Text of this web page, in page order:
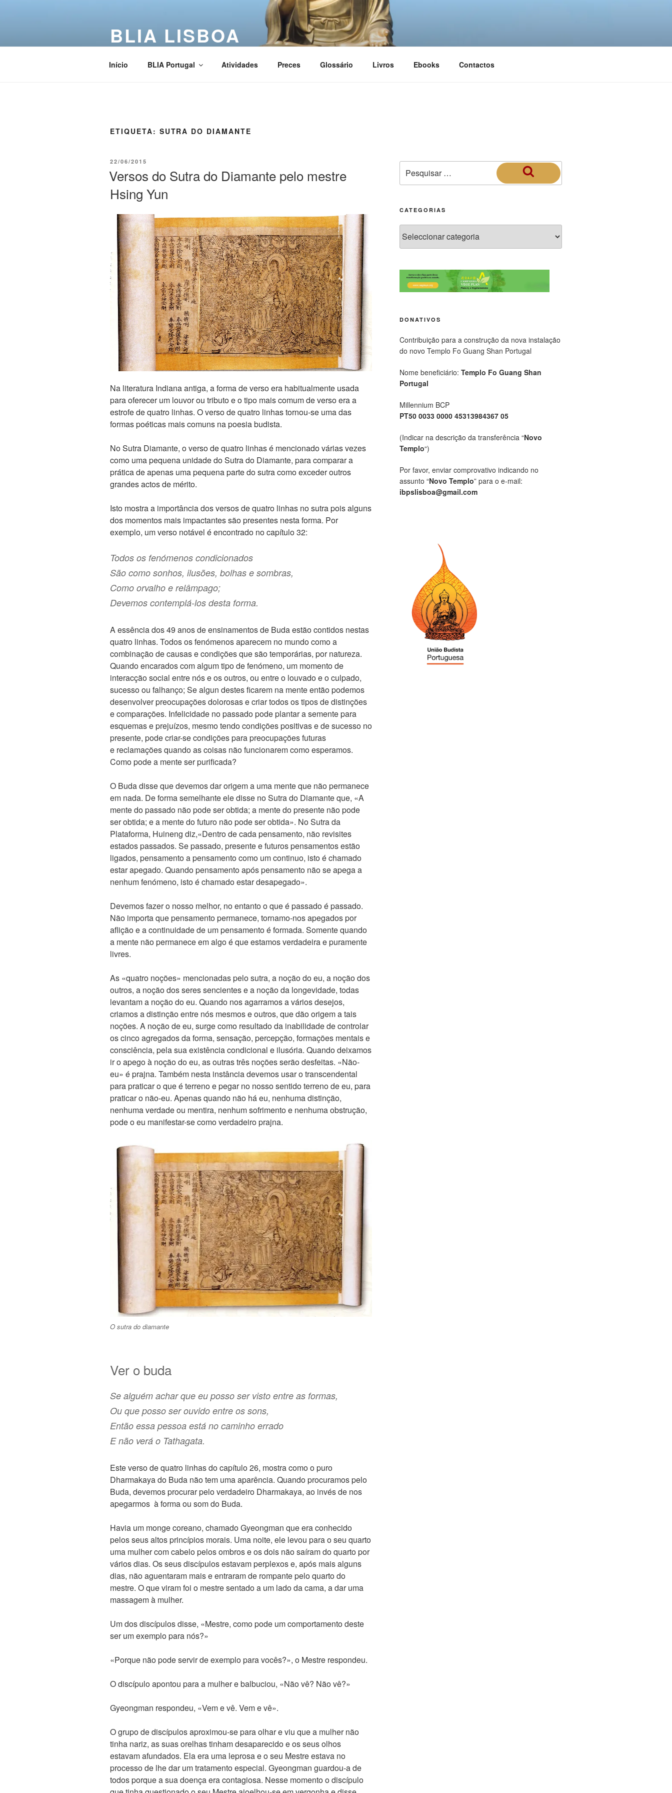
BLIA LISBOA
Início BLIA Portugal Atividades Preces Glossário Livros Ebooks Contactos
ETIQUETA: SUTRA DO DIAMANTE
22/06/2015
Versos do Sutra do Diamante pelo mestre
Hsing Yun
Na literatura Indiana antiga, a forma de verso era habitualmente usada
para oferecer um louvor ou tributo e o tipo mais comum de verso era a
estrofe de quatro linhas. O verso de quatro linhas tornou-se uma das
formas poéticas mais comuns na poesia budista.
No Sutra Diamante, o verso de quatro linhas é mencionado várias vezes
como uma pequena unidade do Sutra do Diamante, para comparar a
prática de apenas uma pequena parte do sutra como exceder outros
grandes actos de mérito.
Isto mostra a importância dos versos de quatro linhas no sutra pois alguns
dos momentos mais impactantes são presentes nesta forma. Por
exemplo, um verso notável é encontrado no capítulo 32:
Todos os fenómenos condicionados
São como sonhos, ilusões, bolhas e sombras,
Como orvalho e relâmpago;
Devemos contemplá-los desta forma.
A essência dos 49 anos de ensinamentos de Buda estão contidos nestas
quatro linhas. Todos os fenómenos aparecem no mundo como a
combinação de causas e condições que são temporárias, por natureza.
Quando encarados com algum tipo de fenómeno, um momento de
interacção social entre nós e os outros, ou entre o louvado e o culpado,
sucesso ou falhanço; Se algun destes ficarem na mente então podemos
desenvolver preocupações dolorosas e criar todos os tipos de distinções
e comparações. Infelicidade no passado pode plantar a semente para
esquemas e prejuízos, mesmo tendo condições positivas e de sucesso no
presente, pode criar-se condições para preocupações futuras
e reclamações quando as coisas não funcionarem como esperamos.
Como pode a mente ser purificada?
O Buda disse que devemos dar origem a uma mente que não permanece
em nada. De forma semelhante ele disse no Sutra do Diamante que, «A
mente do passado não pode ser obtida; a mente do presente não pode
ser obtida; e a mente do futuro não pode ser obtida». No Sutra da
Plataforma, Huineng diz,«Dentro de cada pensamento, não revisites
estados passados. Se passado, presente e futuros pensamentos estão
ligados, pensamento a pensamento como um continuo, isto é chamado
estar apegado. Quando pensamento após pensamento não se apega a
nenhum fenómeno, isto é chamado estar desapegado».
Devemos fazer o nosso melhor, no entanto o que é passado é passado.
Não importa que pensamento permanece, tornamo-nos apegados por
aflição e a continuidade de um pensamento é formada. Somente quando
a mente não permanece em algo é que estamos verdadeira e puramente
livres.
As «quatro noções» mencionadas pelo sutra, a noção do eu, a noção dos
outros, a noção dos seres sencientes e a noção da longevidade, todas
levantam a noção do eu. Quando nos agarramos a vários desejos,
criamos a distinção entre nós mesmos e outros, que dão origem a tais
noções. A noção de eu, surge como resultado da inabilidade de controlar
os cinco agregados da forma, sensação, percepção, formações mentais e
consciência, pela sua existência condicional e ilusória. Quando deixamos
ir o apego à noção do eu, as outras três noções serão desfeitas. «Não-
eu» é prajna. Também nesta instância devemos usar o transcendental
para praticar o que é terreno e pegar no nosso sentido terreno de eu, para
praticar o não-eu. Apenas quando não há eu, nenhuma distinção,
nenhuma verdade ou mentira, nenhum sofrimento e nenhuma obstrução,
pode o eu manifestar-se como verdadeiro prajna.
O sutra do diamante
Ver o buda
Se alguém achar que eu posso ser visto entre as formas,
Ou que posso ser ouvido entre os sons,
Então essa pessoa está no caminho errado
E não verá o Tathagata.
Este verso de quatro linhas do capítulo 26, mostra como o puro
Dharmakaya do Buda não tem uma aparência. Quando procuramos pelo
Buda, devemos procurar pelo verdadeiro Dharmakaya, ao invés de nos
apegarmos à forma ou som do Buda.
Havia um monge coreano, chamado Gyeongman que era conhecido
pelos seus altos princípios morais. Uma noite, ele levou para o seu quarto
uma mulher com cabelo pelos ombros e os dois não saíram do quarto por
vários dias. Os seus discípulos estavam perplexos e, após mais alguns
dias, não aguentaram mais e entraram de rompante pelo quarto do
mestre. O que viram foi o mestre sentado a um lado da cama, a dar uma
massagem à mulher.
Um dos discípulos disse, «Mestre, como pode um comportamento deste
ser um exemplo para nós?»
«Porque não pode servir de exemplo para vocês?», o Mestre respondeu.
O discípulo apontou para a mulher e balbuciou, «Não vê? Não vê?»
Gyeongman respondeu, «Vem e vê. Vem e vê».
O grupo de discípulos aproximou-se para olhar e viu que a mulher não
tinha nariz, as suas orelhas tinham desaparecido e os seus olhos
estavam afundados. Ela era uma leprosa e o seu Mestre estava no
processo de lhe dar um tratamento especial. Gyeongman guardou-a de
todos porque a sua doença era contagiosa. Nesse momento o discípulo
CATEGORIAS
DONATIVOS
Contribuição para a construção da nova instalação
do novo Templo Fo Guang Shan Portugal
Nome beneficiário: Templo Fo Guang Shan
Portugal
Millennium BCP
PT50 0033 0000 45313984367 05
(Indicar na descrição da transferência “Novo
Templo“)
Por favor, enviar comprovativo indicando no
assunto “Novo Templo” para o e-mail:
ibpslisboa@gmail.com